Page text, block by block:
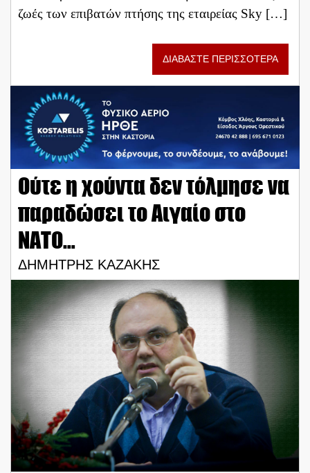
ζωές των επιβατών πτήσης της εταιρείας Sky […]
ΔΙΑΒΑΣΤΕ ΠΕΡΙΣΣΟΤΕΡΑ
Ούτε η χούντα δεν τόλμησε να
παραδώσει το Αιγαίο στο
ΝΑΤΟ…
ΔΗΜΗΤΡΗΣ ΚΑΖΑΚΗΣ